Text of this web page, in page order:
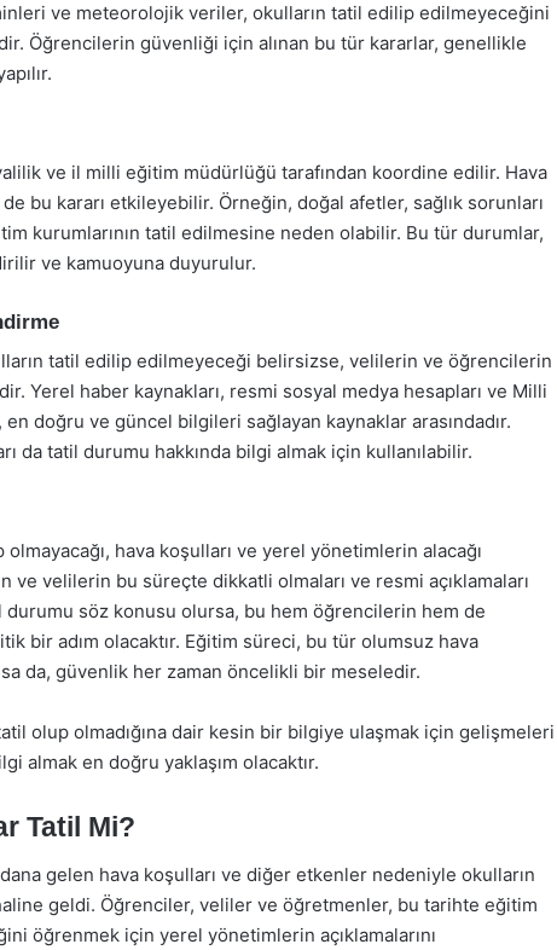
ve meteorolojik veriler, okulların tatil edilip edilmeyeceğini
Öğrencilerin güvenliği için alınan bu tür kararlar, genellikle
ve il milli eğitim müdürlüğü tarafından koordine edilir. Hava
de bu kararı etkileyebilir. Örneğin, doğal afetler, sağlık sorunları
kurumlarının tatil edilmesine neden olabilir. Bu tür durumlar,
ve kamuoyuna duyurulur.
tatil edilip edilmeyeceği belirsizse, velilerin ve öğrencilerin
Yerel haber kaynakları, resmi sosyal medya hesapları ve Milli
en doğru ve güncel bilgileri sağlayan kaynaklar arasındadır.
da tatil durumu hakkında bilgi almak için kullanılabilir.
olmayacağı, hava koşulları ve yerel yönetimlerin alacağı
velilerin bu süreçte dikkatli olmaları ve resmi açıklamaları
söz konusu olursa, bu hem öğrencilerin hem de
bir adım olacaktır. Eğitim süreci, bu tür olumsuz hava
da, güvenlik her zaman öncelikli bir meseledir.
olup olmadığına dair kesin bir bilgiye ulaşmak için gelişmeleri
almak en doğru yaklaşım olacaktır.
Tatil Mi?
gelen hava koşulları ve diğer etkenler nedeniyle okulların
geldi. Öğrenciler, veliler ve öğretmenler, bu tarihte eğitim
öğrenmek için yerel yönetimlerin açıklamalarını